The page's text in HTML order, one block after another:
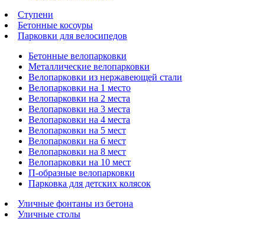
Ступени
Бетонные косоуры
Парковки для велосипедов
Бетонные велопарковки
Металлические велопарковки
Велопарковки из нержавеющей стали
Велопарковки на 1 место
Велопарковки на 2 места
Велопарковки на 3 места
Велопарковки на 4 места
Велопарковки на 5 мест
Велопарковки на 6 мест
Велопарковки на 8 мест
Велопарковки на 10 мест
П-образные велопарковки
Парковка для детских колясок
Уличные фонтаны из бетона
Уличные столы